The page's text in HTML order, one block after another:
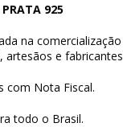
PRATA 925
na
artesãos e
com Nota Fiscal.
todo o Brasil.